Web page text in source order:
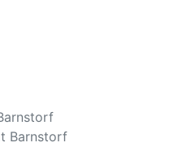
Barnstorf